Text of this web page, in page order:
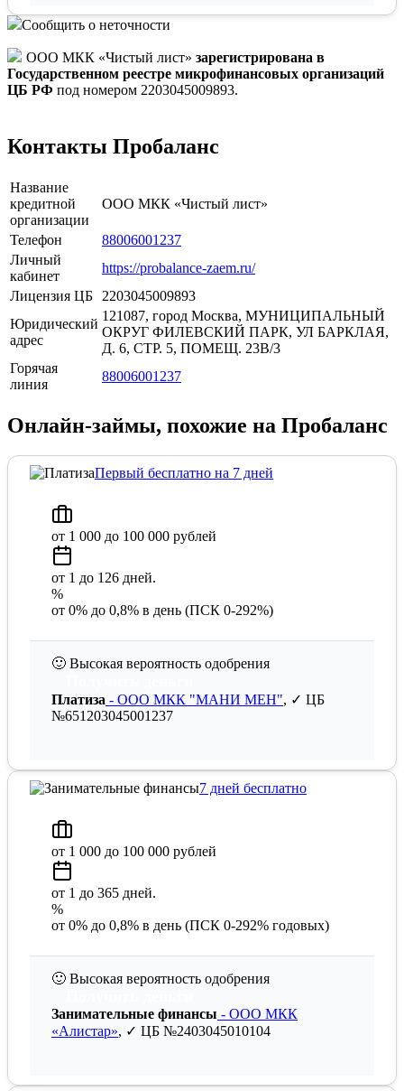
Сообщить о неточности
ООО МКК «Чистый лист» зарегистрирована в
Государственном реестре микрофинансовых организаций
ЦБ РФ под номером 2203045009893.
Контакты Пробаланс
Название
кредитной
организации
ООО МКК «Чистый лист»
Телефон
88006001237
Личный
кабинет
https://probalance-zaem.ru/
Лицензия ЦБ
2203045009893
Юридический
адрес
121087, город Москва, МУНИЦИПАЛЬНЫЙ
ОКРУГ ФИЛЕВСКИЙ ПАРК, УЛ БАРКЛАЯ,
Д. 6, СТР. 5, ПОМЕЩ. 23В/3
Горячая
линия
88006001237
Онлайн-займы, похожие на Пробаланс
Первый бесплатно на 7 дней
от 1 000 до 100 000 рублей
от 1 до 126 дней.
%
от 0% до 0,8% в день (ПСК 0-292%)
🙂 Высокая вероятность одобрения
Платиза - ООО МКК "МАНИ МЕН", ✓ ЦБ
№651203045001237
7 дней бесплатно
от 1 000 до 100 000 рублей
от 1 до 365 дней.
%
от 0% до 0,8% в день (ПСК 0-292% годовых)
🙂 Высокая вероятность одобрения
Занимательные финансы - ООО МКК
«Алистар», ✓ ЦБ №2403045010104